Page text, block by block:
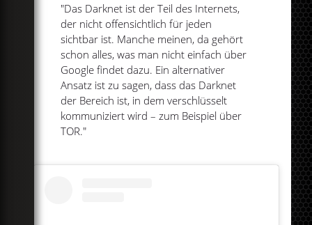
"Das Darknet ist der Teil des Internets,
der nicht offensichtlich für jeden
sichtbar ist. Manche meinen, da gehört
schon alles, was man nicht einfach über
Google findet dazu. Ein alternativer
Ansatz ist zu sagen, dass das Darknet
der Bereich ist, in dem verschlüsselt
kommuniziert wird – zum Beispiel über
TOR."